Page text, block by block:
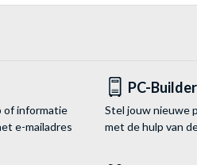
of informatie
e-mailadres
PC-Builder
Stel jouw nieuwe
met de hulp van